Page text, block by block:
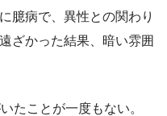
臆病で、異性との関わり
ざかった結果、暗い雰囲
たことが一度もない。